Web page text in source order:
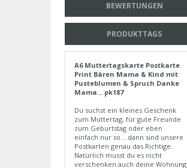
BEWERTUNGEN
PRODUKTTAGS
A6 Muttertagskarte Postkarte
Print Bären Mama & Kind mit
Pusteblumen & Spruch Danke
Mama... pk187
Du suchst ein kleines Geschenk
zum Muttertag, für gute Freunde
zum Geburtstag oder eben
einfach nur so... dann sind unsere
Postkarten genau das Richtige.
Natürlich musst du es nicht
verschenken auch deine Wohnung